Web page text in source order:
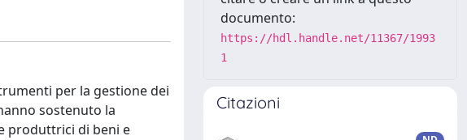
per la gestione dei
sostenuto la
produttrici di beni e
documento:
https://hdl.handle.net/11367/1993
1
Citazioni